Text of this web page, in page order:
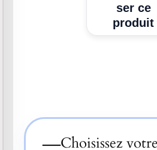
ser ce
produit
—Choisissez